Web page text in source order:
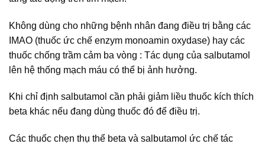
Không dùng cho những bệnh nhân đang điều trị bằng các
IMAO (thuốc ức chế enzym monoamin oxydase) hay các
thuốc chống trầm cảm ba vòng : Tác dụng của salbutamol
lên hệ thống mạch máu có thể bị ảnh hưởng.
Khi chỉ định salbutamol cần phải giảm liều thuốc kích thích
beta khác nếu đang dùng thuốc đó để điều trị.
Các thuốc chẹn thụ thể beta và salbutamol ức chế tác